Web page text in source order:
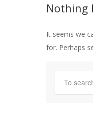
Nothing
It seems we
for. Perhaps